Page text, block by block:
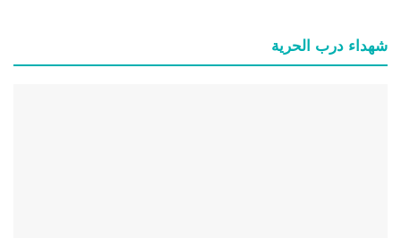
شهداء درب الحرية